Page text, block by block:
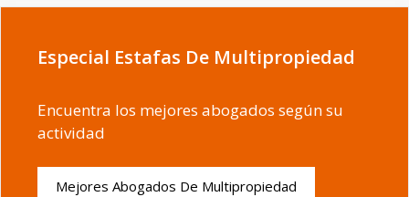
Especial Estafas De Multipropiedad
Encuentra los mejores abogados según su
actividad
Mejores Abogados De Multipropiedad